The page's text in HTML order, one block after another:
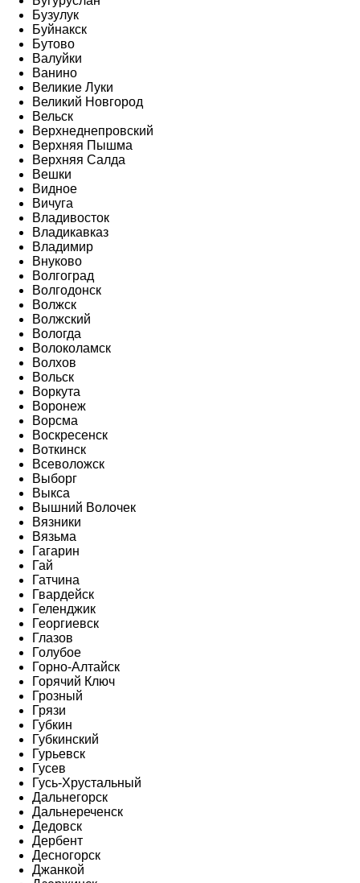
Бузулук
Буйнакск
Бутово
Валуйки
Ванино
Великие Луки
Великий Новгород
Вельск
Верхнеднепровский
Верхняя Пышма
Верхняя Салда
Вешки
Видное
Вичуга
Владивосток
Владикавказ
Владимир
Внуково
Волгоград
Волгодонск
Волжск
Волжский
Вологда
Волоколамск
Волхов
Вольск
Воркута
Воронеж
Ворсма
Воскресенск
Воткинск
Всеволожск
Выборг
Выкса
Вышний Волочек
Вязники
Вязьма
Гагарин
Гай
Гатчина
Гвардейск
Геленджик
Георгиевск
Глазов
Голубое
Горно-Алтайск
Горячий Ключ
Грозный
Грязи
Губкин
Губкинский
Гурьевск
Гусев
Гусь-Хрустальный
Дальнегорск
Дальнереченск
Дедовск
Дербент
Десногорск
Джанкой